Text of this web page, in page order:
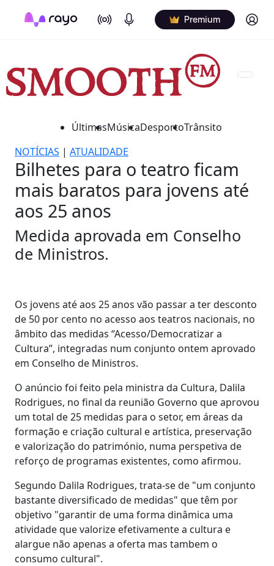
On Air Podcasts Premium Log in
ÚltimasMúsicaDesportoTrânsito
NOTÍCIAS | ATUALIDADE
Bilhetes para o teatro ficam
mais baratos para jovens até
aos 25 anos
Medida aprovada em Conselho
de Ministros.
Os jovens até aos 25 anos vão passar a ter desconto
de 50 por cento no acesso aos teatros nacionais, no
âmbito das medidas “Acesso/Democratizar a
Cultura”, integradas num conjunto ontem aprovado
em Conselho de Ministros.
O anúncio foi feito pela ministra da Cultura, Dalila
Rodrigues, no final da reunião Governo que aprovou
um total de 25 medidas para o setor, em áreas da
formação e criação cultural e artística, preservação
e valorização do património, numa perspetiva de
reforço de programas existentes, como afirmou.
Segundo Dalila Rodrigues, trata-se de "um conjunto
bastante diversificado de medidas" que têm por
objetivo "garantir de uma forma dinâmica uma
atividade que valorize efetivamente a cultura e
alargue não apenas a oferta mas tambem o
consumo cultural".